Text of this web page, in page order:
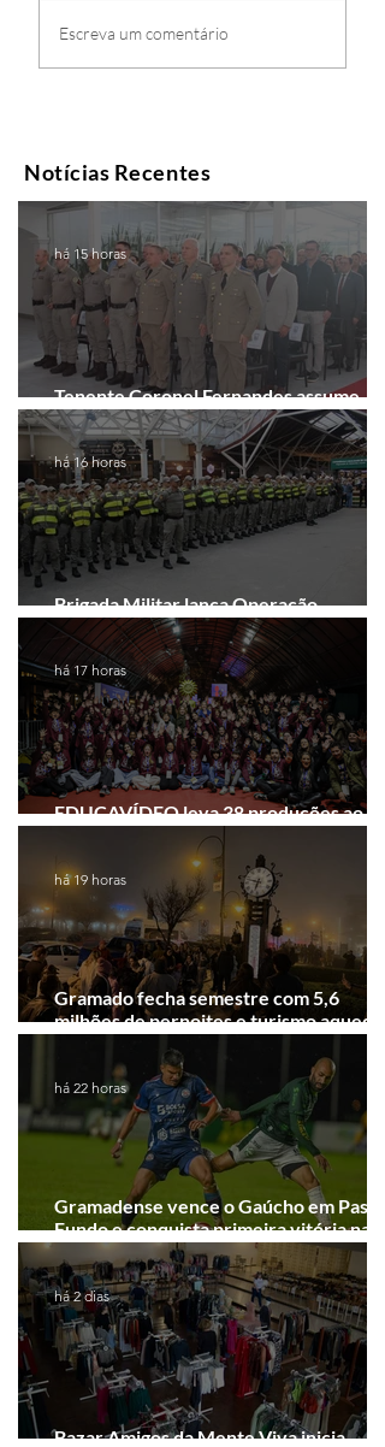
Escreva um comentário
Notícias Recentes
Tenente Coronel Fernandes assume
comando do 41º BPM em Gramado
há 15 horas
Brigada Militar lança Operação
Convergência na Região das Hortênsias
há 16 horas
EDUCAVÍDEO leva 38 produções ao
Festival de Cinema de Gramado
há 17 horas
Gramado fecha semestre com 5,6
milhões de pernoites e turismo
Junho desponta!
há 19 horas
Gramadense vence o Gaúcho em Passo
Fundo e conquista primeira vitória na
Série A2
há 22 horas
Bazar Amigos da Mente Viva inicia
há 2 dias